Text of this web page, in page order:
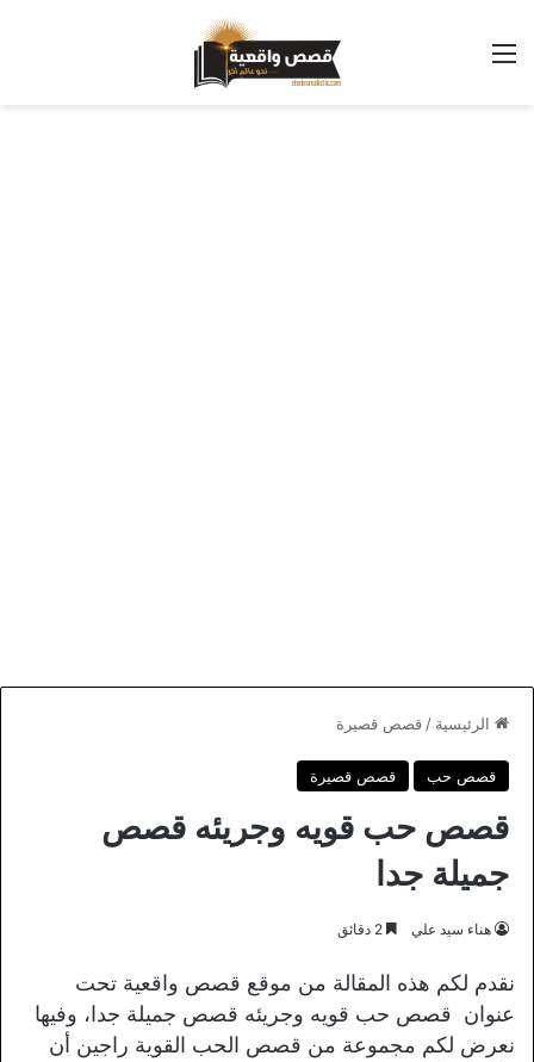
القائمة
الرئيسية / قصص قصيرة
قصص حب قصص قصيرة
قصص حب قويه وجريئه قصص
جميلة جدا
هناء سيد علي
نقدم لكم هذه المقالة من موقع قصص واقعية تحت
عنوان قصص حب قويه وجريئه قصص جميلة جدا، وفيها
نعرض لكم مجموعة من قصص الحب القوية راجين أن